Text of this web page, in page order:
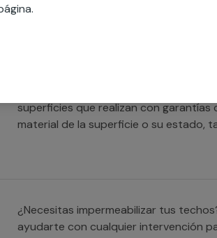
superficies que realizan con garantías
material de la superficie o su estado,
¿Necesitas impermeabilizar tus
ayudarte con cualquier intervención